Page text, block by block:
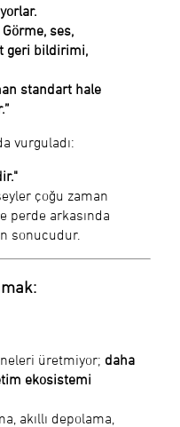
ses,
geri bildirimi,
standart hale
vurguladı:
çoğu zaman
perde arkasında
sonucudur.
üretmiyor; daha
ekosistemi
akıllı depolama,